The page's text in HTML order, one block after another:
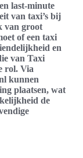
last-minute
van taxi’s bij
van groot
of een taxi
en
van Taxi
rol. Via
kunnen
plaatsen, wat
de